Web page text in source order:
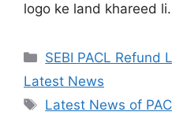
logo ke land khareed
Categories
SEBI PACL
Latest News
Tags
Latest News of